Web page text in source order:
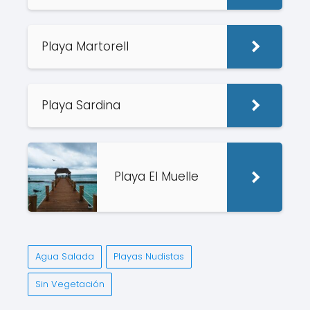
Playa Martorell
Playa Sardina
Playa El Muelle
Agua Salada Playas Nudistas
Sin Vegetación